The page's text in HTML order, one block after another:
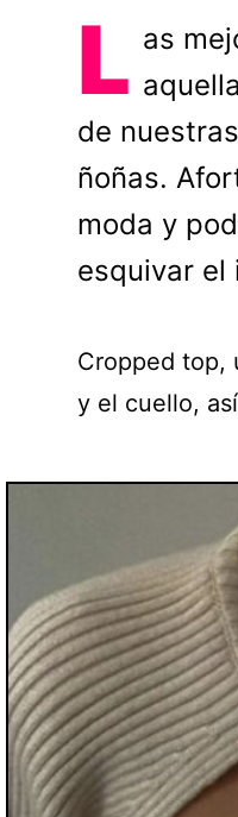
L as
de
ñoñas.
moda y
esquivar el
Cropped top,
y el cuello,